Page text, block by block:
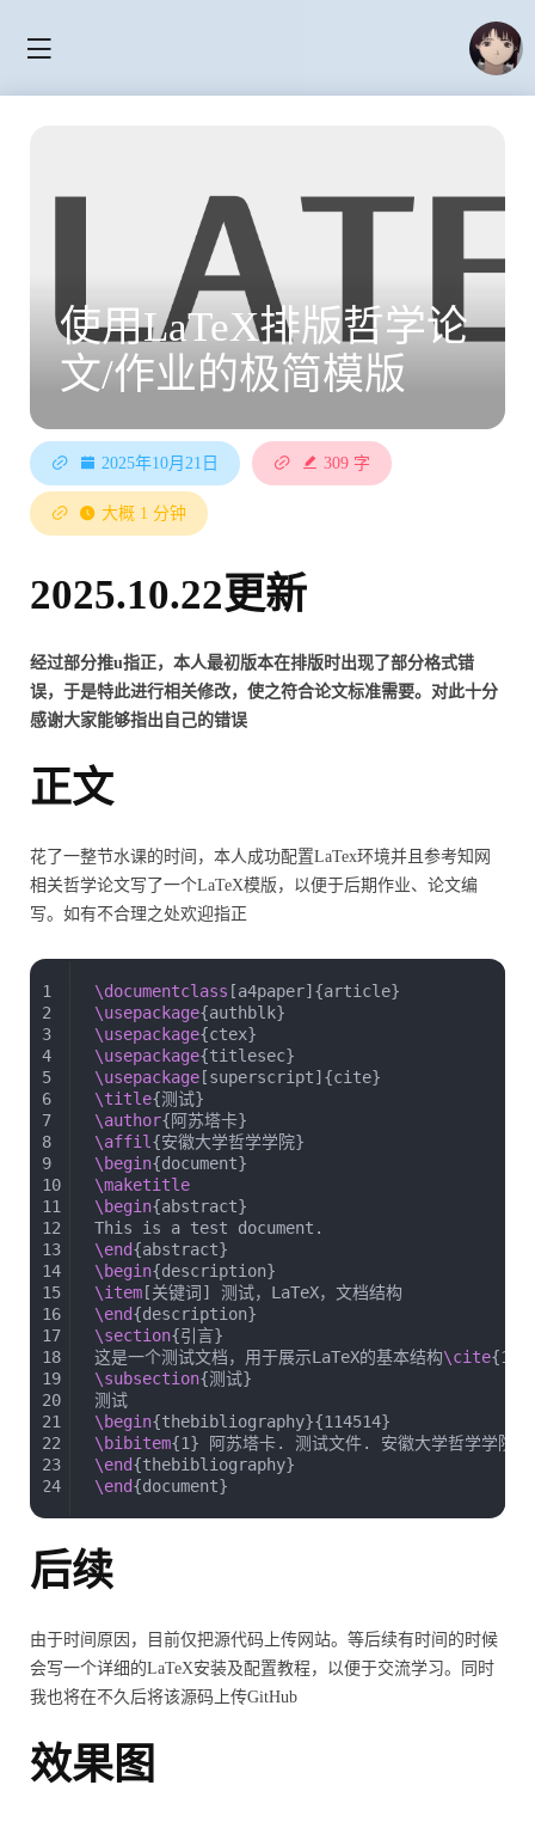
使用LaTeX排版哲学论
文/作业的极简模版
2025年10月21日 309 字
大概 1 分钟
2025.10.22更新
经过部分推u指正，本人最初版本在排版时出现了部分格式错
误，于是特此进行相关修改，使之符合论文标准需要。对此十分
感谢大家能够指出自己的错误
正文
花了一整节水课的时间，本人成功配置LaTex环境并且参考知网
相关哲学论文写了一个LaTeX模版，以便于后期作业、论文编
写。如有不合理之处欢迎指正
1
2
3
4
5
6
7
8
9
10
11
12
13
14
15
16
17
18
19
20
21
22
23
24
\documentclass [a4paper]{article}
\usepackage{authblk}
\usepackage{ctex}
\usepackage{titlesec}
\usepackage [superscript]{cite}
\title{测试}
\author{阿苏塔卡}
\affil {安徽大学哲学学院}
\begin{document}
\maketitle
\begin{abstract}
This is a test document.
\end{abstract}
\begin{description}
\item [关键词] 测试，LaTeX，文档结构
\end{description}
\section{引言}
这是一个测试文档，用于展示LaTeX的基本结构\cite{1}。
\subsection{测试}
测试
\begin{thebibliography}{114514}
\bibitem{1} 阿苏塔卡. 测试文件. 安徽大学哲学学院,
\end{thebibliography}
\end{document}
后续
由于时间原因，目前仅把源代码上传网站。等后续有时间的时候
会写一个详细的LaTeX安装及配置教程，以便于交流学习。同时
我也将在不久后将该源码上传GitHub
效果图